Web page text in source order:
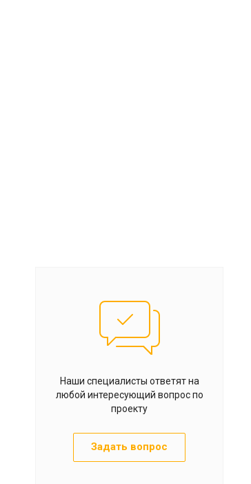
Наши специалисты ответят на
любой интересующий вопрос по
проекту
Задать вопрос